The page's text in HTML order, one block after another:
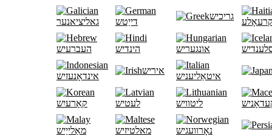
גאליציאנער דייַטש
גריכיש
העברעיש הינדיש אונגעריש
אינדאָנעזיש
איריש
איטאַליעניש
קאָרעיִש לעטיש ליטוויש
מאַלייַיש מאלטיזיש נאָרוועגיש